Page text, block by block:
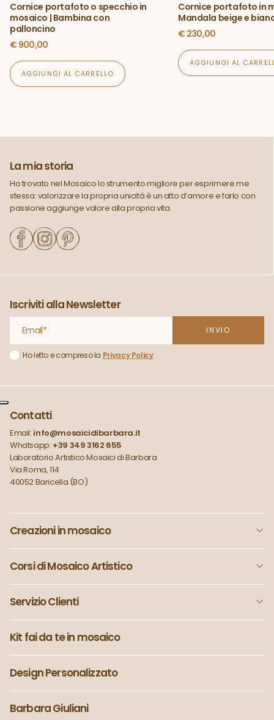
Cornice portafoto o specchio in
mosaico | Bambina con
palloncino
€900,00
AGGIUNGI AL CARRELLO
Cornice portafoto in
Mandala beige e
€230,00
AGGIUNGI AL
La mia storia
Ho trovato nel Mosaico lo strumento migliore per esprimere me
stessa: valorizzare la propria unicità è un atto d’amore e farlo con
passione aggiunge valore alla propria vita.
Iscriviti alla Newsletter
Ho letto e compreso la Privacy Policy
Contatti
Email: info@mosaicidibarbara.it
Whatsapp: +39 349 3162 655
Laboratorio Artistico Mosaici di Barbara
Via Roma, 114
40052 Baricella (BO)
Creazioni in mosaico
Corsi di Mosaico Artistico
Servizio Clienti
Kit fai da te in mosaico
Design Personalizzato
Barbara Giuliani